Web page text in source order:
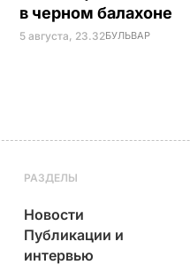
в черном балахоне
5 августа, 23.32БУЛЬВАР
РАЗДЕЛЫ
Новости
Публикации и
интервью